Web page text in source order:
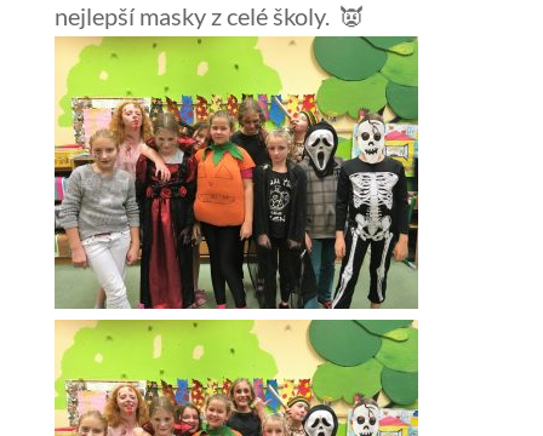
nejlepší masky z celé školy. 👿